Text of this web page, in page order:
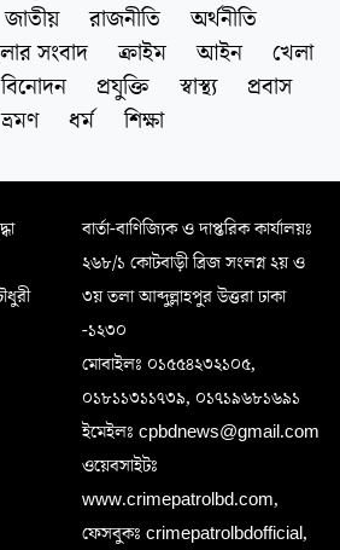
জাতীয় রাজনীতি
অর্থনীতি
সংবাদ ক্রাইম আইন
খেলা
বিনোদন প্রযুক্তি স্বাস্থ্য
প্রবাস
ভ্রমণ
ধর্ম শিক্ষা
বার্তা-বাণিজ্যিক ও দাপ্তরিক কার্যালয়ঃ
২৬৮/১ কোটবাড়ী ব্রিজ সংলগ্ন ২য় ও
৩য় তলা আব্দুল্লাহপুর উত্তরা ঢাকা
-১২৩০
মোবাইলঃ ০১৫৫৪২৩২১০৫,
০১৮১১৩১১৭৩৯, ০১৭১৯৬৮১৬৯১
ইমেইলঃ cpbdnews@gmail.com
ওয়েবসাইটঃ
www.crimepatrolbd.com,
ফেসবুকঃ crimepatrolbdofficial,